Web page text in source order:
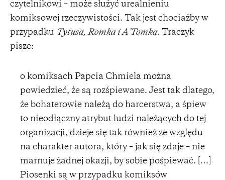
czytelnikowi – może służyć urealnieniu
komiksowej rzeczywistości. Tak jest chociażby w
przypadku Tytusa, Romka i A’Tomka. Traczyk
pisze:
o komiksach Papcia Chmiela można
powiedzieć, że są rozśpiewane. Jest tak dlatego,
że bohaterowie należą do harcerstwa, a śpiew
to nieodłączny atrybut ludzi należących do tej
organizacji, dzieje się tak również ze względu
na charakter autora, który – jak się zdaje – nie
marnuje żadnej okazji, by sobie pośpiewać. […]
Piosenki są w przypadku komiksów